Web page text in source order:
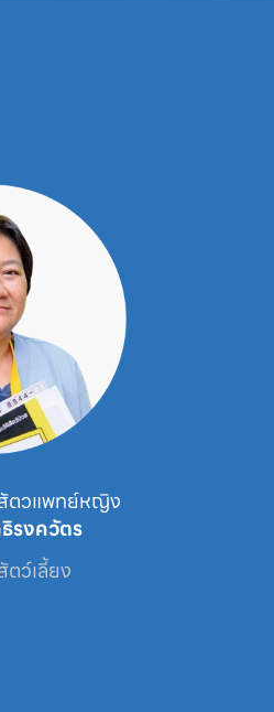
ตวแพทย์หญิง
รงควัตร
ตว์เลี้ยง